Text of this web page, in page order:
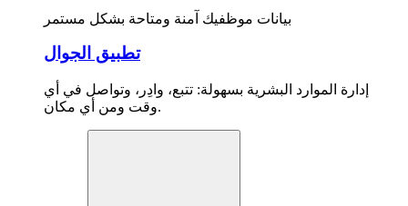
بيانات موظفيك آمنة ومتاحة بشكل مستمر
تطبيق الجوال
إدارة الموارد البشرية بسهولة: تتبع، وادِر، وتواصل في أي
وقت ومن أي مكان.